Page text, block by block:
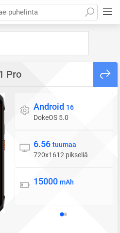
puhelinta
Pro
Käyttöjärjestelmä
Android 16
DokeOS 5.0
Näyttö
6.56 tuumaa
720x1612 pikseliä
Akku
15000 mAh